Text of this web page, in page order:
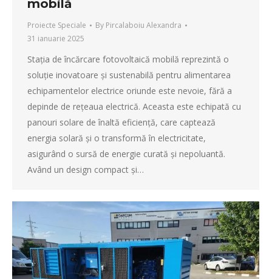
mobilă
Proiecte Speciale By Pircalaboiu Alexandra
31 ianuarie 2025
Stația de încărcare fotovoltaică mobilă reprezintă o
soluție inovatoare și sustenabilă pentru alimentarea
echipamentelor electrice oriunde este nevoie, fără a
depinde de rețeaua electrică. Aceasta este echipată cu
panouri solare de înaltă eficiență, care captează
energia solară și o transformă în electricitate,
asigurând o sursă de energie curată și nepoluantă.
Având un design compact și…